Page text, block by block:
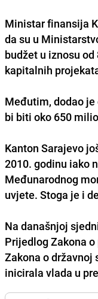
Ministar finansija
da su u
budžet u iznosu
kapitalnih
Međutim, dodao je
bi biti oko 650
Kanton Sarajevo
2010. godinu iako
Međunarodnog
uvjete. Stoga je i
Na današnjoj
Prijedlog Zakona
Zakona o državnoj
inicirala vlada u